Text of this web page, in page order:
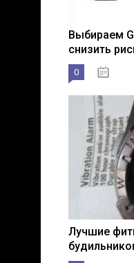
Выбираем
снизить
0
Лучшие